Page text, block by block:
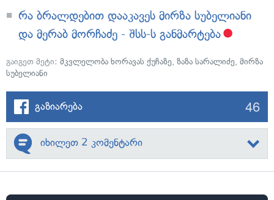
რა ბრალდებით დააკავეს მირზა სუბელიანი
და მერაბ მორჩაძე - შსს-ს განმარტება
გაიგეთ მეტი: მკვლელობა ხორავას ქუჩაზე, ზაზა სარალიძე, მირზა
სუბელიანი
გაზიარება 46
იხილეთ 2 კომენტარი